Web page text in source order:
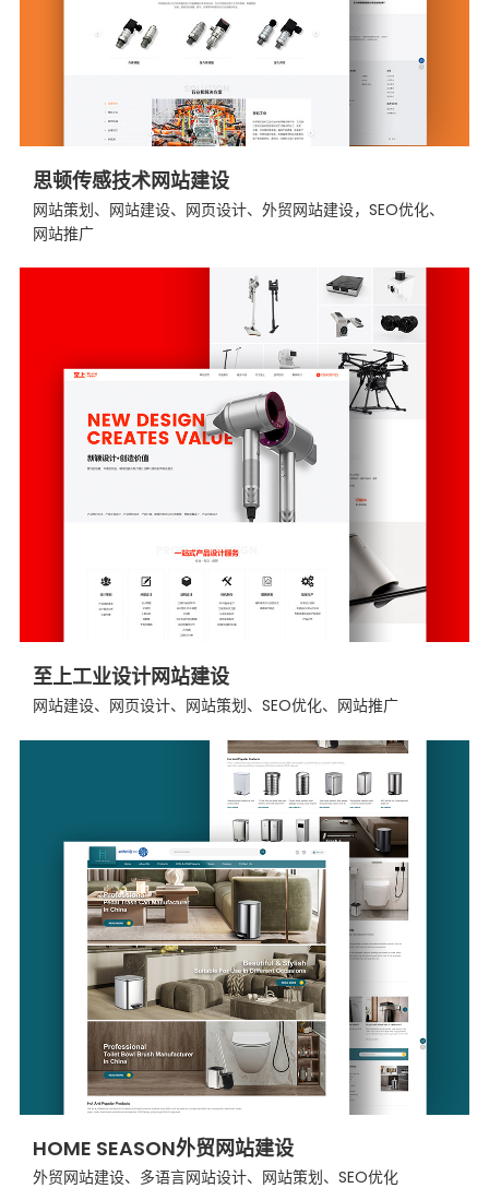
思顿传感技术网站建设
网站策划、网站建设、网页设计、外贸网站建设，SEO优化、
网站推广
至上工业设计网站建设
网站建设、网页设计、网站策划、SEO优化、网站推广
HOME SEASON外贸网站建设
外贸网站建设、多语言网站设计、网站策划、SEO优化